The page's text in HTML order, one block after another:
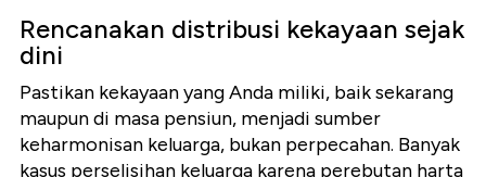
Rencanakan distribusi kekayaan sejak
dini
Pastikan kekayaan yang Anda miliki, baik sekarang
maupun di masa pensiun, menjadi sumber
keharmonisan keluarga, bukan perpecahan. Banyak
kasus perselisihan keluarga karena perebutan harta